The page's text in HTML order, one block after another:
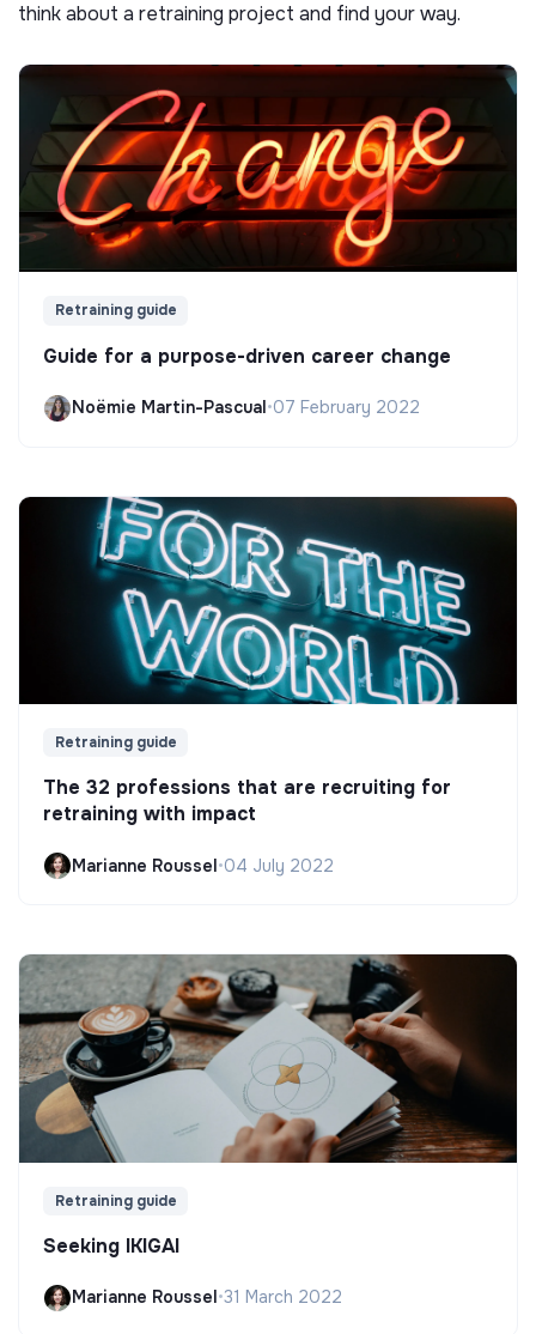
think about a retraining project and find your way.
Retraining guide
Guide for a purpose-driven career change
Noëmie Martin-Pascual•07 February 2022
Retraining guide
The 32 professions that are recruiting for
retraining with impact
Marianne Roussel•04 July 2022
Retraining guide
Seeking IKIGAI
Marianne Roussel •31 March 2022